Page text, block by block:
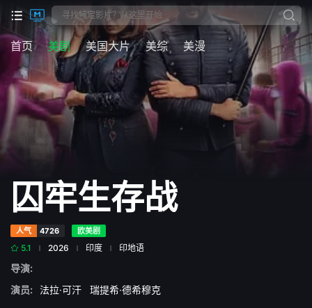
首页 美剧 美国大片 美综 美漫
囚牢生存战
人气 4726 欧美剧
5.1 2026 印度 印地语
导演:
演员:
法拉·可汗 瑞提希·德希穆克